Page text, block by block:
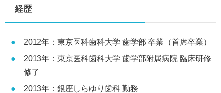
経歴
2012年：東京医科歯科大学 歯学部 卒業（首席卒業）
2013年：東京医科歯科大学 歯学部附属病院 臨床研修
修了
2013年：銀座しらゆり歯科 勤務